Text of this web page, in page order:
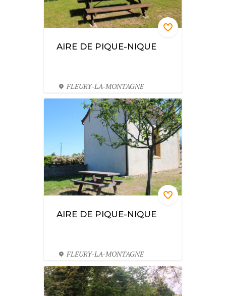
AIRE DE PIQUE-NIQUE
FLEURY-LA-MONTAGNE
AIRE DE PIQUE-NIQUE
FLEURY-LA-MONTAGNE